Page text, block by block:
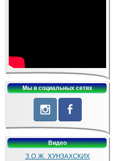
Мы в социальных сетях
Видео
З.О.Ж. ХУНЗАХСКИХ